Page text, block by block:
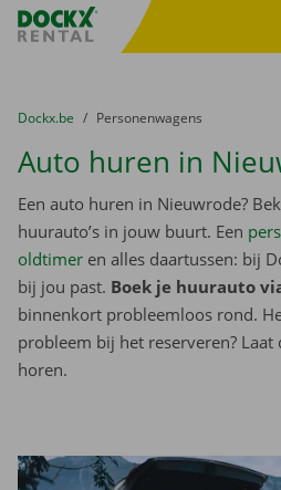
Fratello DEMO
U bevindt zich hier:
van
Dockx.be naar
Personenwagens
Auto huren in
Een auto huren in Nieuwrode?
huurauto’s in jouw buurt. Een
oldtimer en alles daartussen: bij
bij jou past. Boek je huurauto
binnenkort probleemloos rond.
probleem bij het reserveren? Laat
horen.